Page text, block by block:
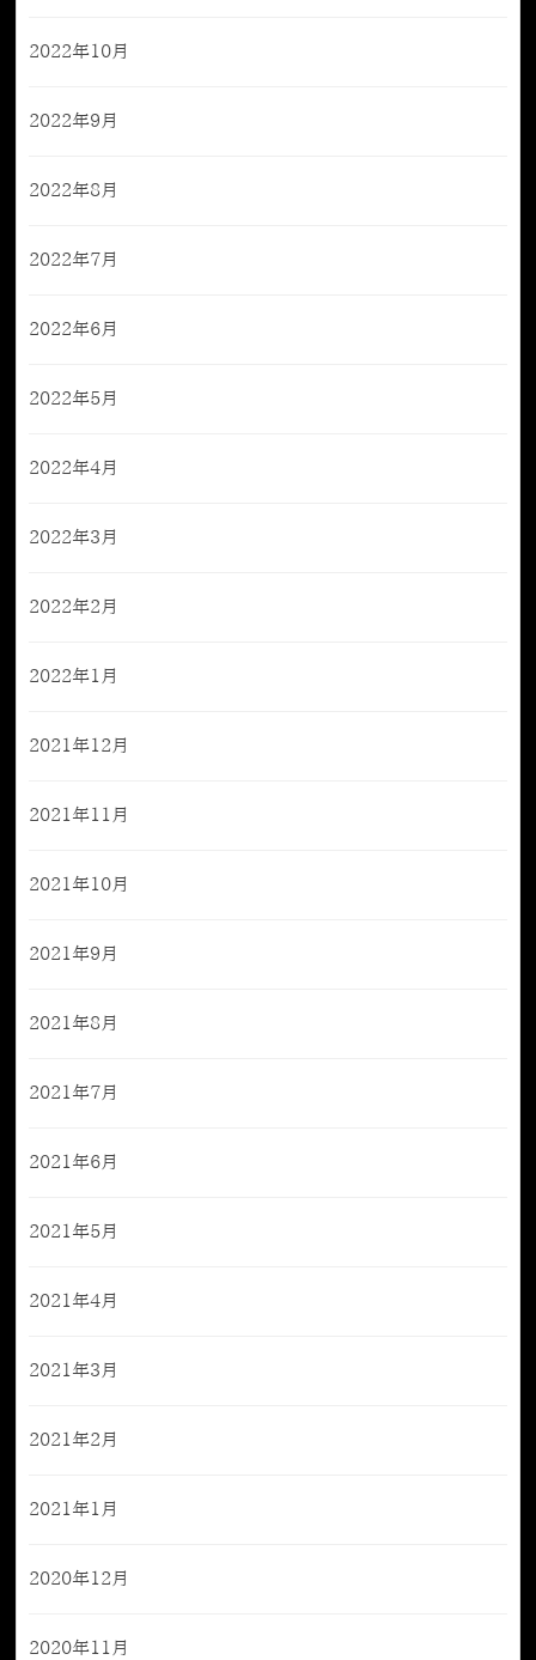
2022年10月
2022年9月
2022年8月
2022年7月
2022年6月
2022年5月
2022年4月
2022年3月
2022年2月
2022年1月
2021年12月
2021年11月
2021年10月
2021年9月
2021年8月
2021年7月
2021年6月
2021年5月
2021年4月
2021年3月
2021年2月
2021年1月
2020年12月
2020年11月